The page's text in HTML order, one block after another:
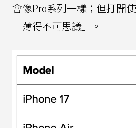
會像Pro系列一樣；但打開
「薄得不可思議」。